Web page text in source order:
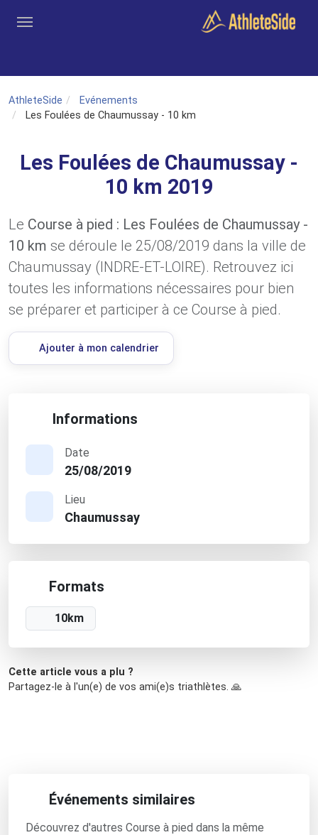
AthleteSide
Evénements
Les Foulées de Chaumussay - 10 km
Les Foulées de Chaumussay -
10 km 2019
Le Course à pied : Les Foulées de Chaumussay -
10 km se déroule le 25/08/2019 dans la ville de
Chaumussay (INDRE-ET-LOIRE). Retrouvez ici
toutes les informations nécessaires pour bien
se préparer et participer à ce Course à pied.
Ajouter à mon calendrier
Informations
Date
25/08/2019
Lieu
Chaumussay
Formats
10km
Cette article vous a plu ?
Partagez-le à l'un(e) de vos ami(e)s triathlètes. 🙏
Événements similaires
Découvrez d'autres Course à pied dans la même